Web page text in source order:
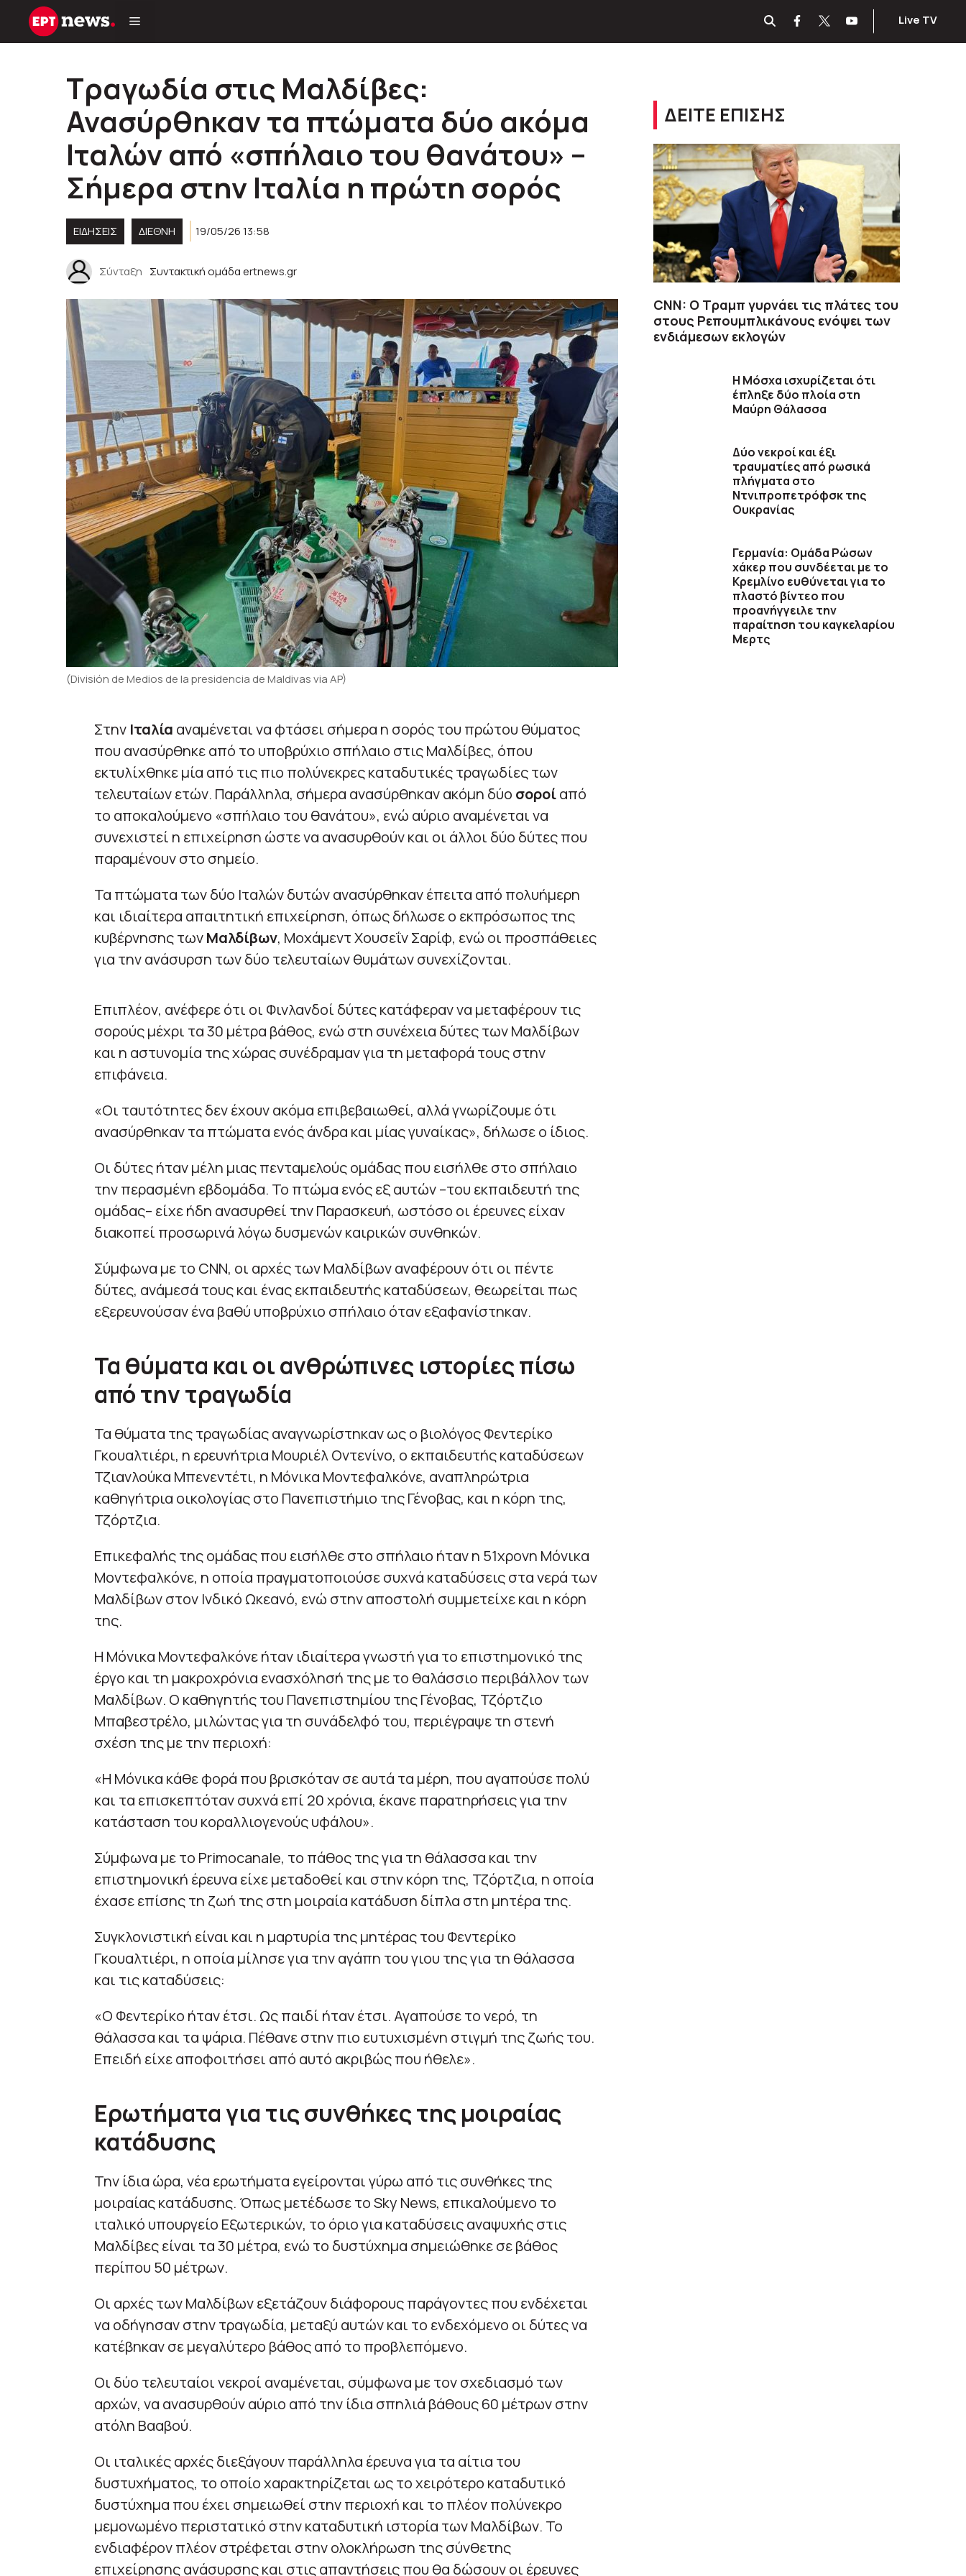
Μετάβαση
Live TV
Τραγωδία στις Μαλδίβες:
Ανασύρθηκαν τα πτώματα δύο ακόμα
Ιταλών από «σπήλαιο του θανάτου» –
Σήμερα στην Ιταλία η πρώτη σορός
ΕΙΔΗΣΕΙΣ ΔΙΕΘΝΗ 19/05/26 13:58
Σύνταξη Συντακτική ομάδα ertnews.gr
(División de Medios de la presidencia de Maldivas via AP)
Στην Ιταλία αναμένεται να φτάσει σήμερα η σορός του πρώτου θύματος
που ανασύρθηκε από το υποβρύχιο σπήλαιο στις Μαλδίβες, όπου
εκτυλίχθηκε μία από τις πιο πολύνεκρες καταδυτικές τραγωδίες των
τελευταίων ετών. Παράλληλα, σήμερα ανασύρθηκαν ακόμη δύο σοροίαπό
το αποκαλούμενο «σπήλαιο του θανάτου», ενώ αύριο αναμένεται να
συνεχιστεί η επιχείρηση ώστε να ανασυρθούν και οι άλλοι δύο δύτες που
παραμένουν στο σημείο.
Τα πτώματα των δύο Ιταλών δυτών ανασύρθηκαν έπειτα από πολυήμερη
και ιδιαίτερα απαιτητική επιχείρηση, όπως δήλωσε ο εκπρόσωπος της
κυβέρνησης τωνΜαλδίβων, Μοχάμεντ Χουσεΐν Σαρίφ, ενώ οι προσπάθειες
για την ανάσυρση των δύο τελευταίων θυμάτων συνεχίζονται.
Επιπλέον, ανέφερε ότι οι Φινλανδοί δύτες κατάφεραν να μεταφέρουν τις
σορούς μέχρι τα 30 μέτρα βάθος, ενώ στη συνέχεια δύτες των Μαλδίβων
και η αστυνομία της χώρας συνέδραμαν για τη μεταφορά τους στην
επιφάνεια.
«Οι ταυτότητες δεν έχουν ακόμα επιβεβαιωθεί, αλλά γνωρίζουμε ότι
ανασύρθηκαν τα πτώματα ενός άνδρα και μίας γυναίκας», δήλωσε ο ίδιος.
Οι δύτες ήταν μέλη μιας πενταμελούς ομάδας που εισήλθε στο σπήλαιο
την περασμένη εβδομάδα. Το πτώμα ενός εξ αυτών –του εκπαιδευτή της
ομάδας– είχε ήδη ανασυρθεί την Παρασκευή, ωστόσο οι έρευνες είχαν
διακοπεί προσωρινά λόγω δυσμενών καιρικών συνθηκών.
Σύμφωνα με το CNN, οι αρχές των Μαλδίβων αναφέρουν ότι οι πέντε
δύτες, ανάμεσά τους και ένας εκπαιδευτής καταδύσεων, θεωρείται πως
εξερευνούσαν ένα βαθύ υποβρύχιο σπήλαιο όταν εξαφανίστηκαν.
Τα θύματα και οι ανθρώπινες ιστορίες πίσω
από την τραγωδία
Τα θύματα της τραγωδίας αναγνωρίστηκαν ως ο βιολόγος Φεντερίκο
Γκουαλτιέρι, η ερευνήτρια Μουριέλ Οντενίνο, ο εκπαιδευτής καταδύσεων
Τζιανλούκα Μπενεντέτι, η Μόνικα Μοντεφαλκόνε, αναπληρώτρια
καθηγήτρια οικολογίας στο Πανεπιστήμιο της Γένοβας, και η κόρη της,
Τζόρτζια.
Επικεφαλής της ομάδας που εισήλθε στο σπήλαιο ήταν η 51χρονη Μόνικα
Μοντεφαλκόνε, η οποία πραγματοποιούσε συχνά καταδύσεις στα νερά των
Μαλδίβων στον Ινδικό Ωκεανό, ενώ στην αποστολή συμμετείχε και η κόρη
της.
Η Μόνικα Μοντεφαλκόνε ήταν ιδιαίτερα γνωστή για το επιστημονικό της
έργο και τη μακροχρόνια ενασχόλησή της με το θαλάσσιο περιβάλλον των
Μαλδίβων. Ο καθηγητής του Πανεπιστημίου της Γένοβας, Τζόρτζιο
Μπαβεστρέλο, μιλώντας για τη συνάδελφό του, περιέγραψε τη στενή
σχέση της με την περιοχή:
«Η Μόνικα κάθε φορά που βρισκόταν σε αυτά τα μέρη, που αγαπούσε πολύ
και τα επισκεπτόταν συχνά επί 20 χρόνια, έκανε παρατηρήσεις για την
κατάσταση του κοραλλιογενούς υφάλου».
Σύμφωνα με το Primocanale, το πάθος της για τη θάλασσα και την
επιστημονική έρευνα είχε μεταδοθεί και στην κόρη της, Τζόρτζια, η οποία
έχασε επίσης τη ζωή της στη μοιραία κατάδυση δίπλα στη μητέρα της.
Συγκλονιστική είναι και η μαρτυρία της μητέρας του Φεντερίκο
Γκουαλτιέρι, η οποία μίλησε για την αγάπη του γιου της για τη θάλασσα
και τις καταδύσεις:
«Ο Φεντερίκο ήταν έτσι. Ως παιδί ήταν έτσι. Αγαπούσε το νερό, τη
θάλασσα και τα ψάρια. Πέθανε στην πιο ευτυχισμένη στιγμή της ζωής του.
Επειδή είχε αποφοιτήσει από αυτό ακριβώς που ήθελε».
Ερωτήματα για τις συνθήκες της μοιραίας
κατάδυσης
Την ίδια ώρα, νέα ερωτήματα εγείρονται γύρω από τις συνθήκες της
μοιραίας κατάδυσης. Όπως μετέδωσε το Sky News, επικαλούμενο το
ιταλικό υπουργείο Εξωτερικών, το όριο για καταδύσεις αναψυχής στις
Μαλδίβες είναι τα 30 μέτρα, ενώ το δυστύχημα σημειώθηκε σε βάθος
περίπου 50 μέτρων.
Οι αρχές των Μαλδίβων εξετάζουν διάφορους παράγοντες που ενδέχεται
να οδήγησαν στην τραγωδία, μεταξύ αυτών και το ενδεχόμενο οι δύτες να
κατέβηκαν σε μεγαλύτερο βάθος από το προβλεπόμενο.
Οι δύο τελευταίοι νεκροί αναμένεται, σύμφωνα με τον σχεδιασμό των
αρχών, να ανασυρθούν αύριο από την ίδια σπηλιά βάθους 60 μέτρων στην
ατόλη Βααβού.
Οι ιταλικές αρχές διεξάγουν παράλληλα έρευνα για τα αίτια του
δυστυχήματος, το οποίο χαρακτηρίζεται ως το χειρότερο καταδυτικό
δυστύχημα που έχει σημειωθεί στην περιοχή και το πλέον πολύνεκρο
μεμονωμένο περιστατικό στην καταδυτική ιστορία των Μαλδίβων. Το
ενδιαφέρον πλέον στρέφεται στην ολοκλήρωση της σύνθετης
επιχείρησης ανάσυρσης και στις απαντήσεις που θα δώσουν οι έρευνες
ΔΕΙΤΕ ΕΠΙΣΗΣ
CNN: Ο Τραμπ γυρνάει τις πλάτες του
στους Ρεπουμπλικάνους ενόψει των
ενδιάμεσων εκλογών
Η Μόσχα ισχυρίζεται ότι
έπληξε δύο πλοία στη
Μαύρη Θάλασσα
Δύο νεκροί και έξι
τραυματίες από ρωσικά
πλήγματα στο
Ντνιπροπετρόφσκ της
Ουκρανίας
Γερμανία: Ομάδα Ρώσων
χάκερ που συνδέεται με το
Κρεμλίνο ευθύνεται για το
πλαστό βίντεο που
προανήγγειλε την
παραίτηση του καγκελαρίου
Μερτς